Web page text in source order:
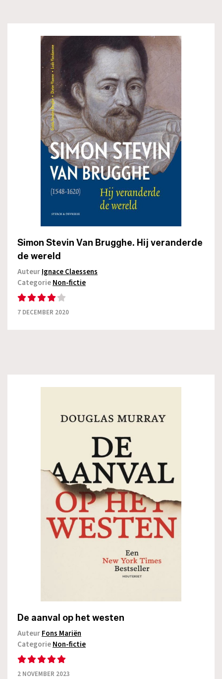
Simon Stevin Van Brugghe. Hij veranderde
de wereld
AuteurIgnace Claessens
CategorieNon-fictie
7 DECEMBER 2020
De aanval op het westen
AuteurFons Mariën
CategorieNon-fictie
2 NOVEMBER 2023